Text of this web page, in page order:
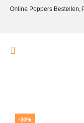
Online Poppers Bestellen,
-30%